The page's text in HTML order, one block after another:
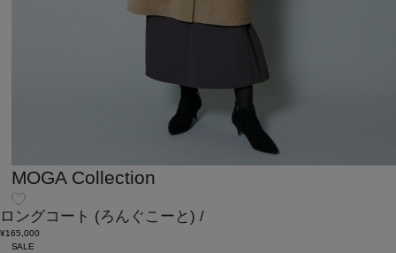
MOGA Collection
ロングコート (ろんぐこーと) /
¥165,000
SALE